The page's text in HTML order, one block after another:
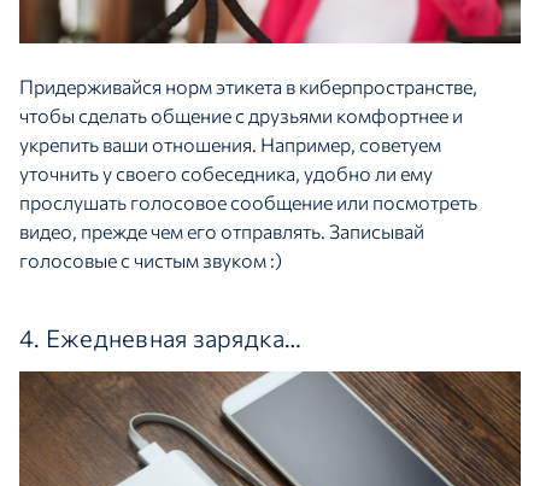
Придерживайся норм этикета в киберпространстве,
чтобы сделать общение с друзьями комфортнее и
укрепить ваши отношения. Например, советуем
уточнить у своего собеседника, удобно ли ему
прослушать голосовое сообщение или посмотреть
видео, прежде чем его отправлять. Записывай
голосовые с чистым звуком :)
4. Ежедневная зарядка…